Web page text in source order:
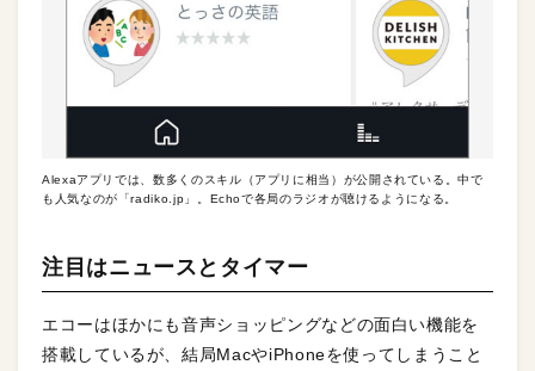
Alexaアプリでは、数多くのスキル（アプリに相当）が公開されている。中で
も人気なのが「radiko.jp」。Echoで各局のラジオが聴けるようになる。
注目はニュースとタイマー
エコーはほかにも音声ショッピングなどの面白い機能を
搭載しているが、結局MacやiPhoneを使ってしまうこと